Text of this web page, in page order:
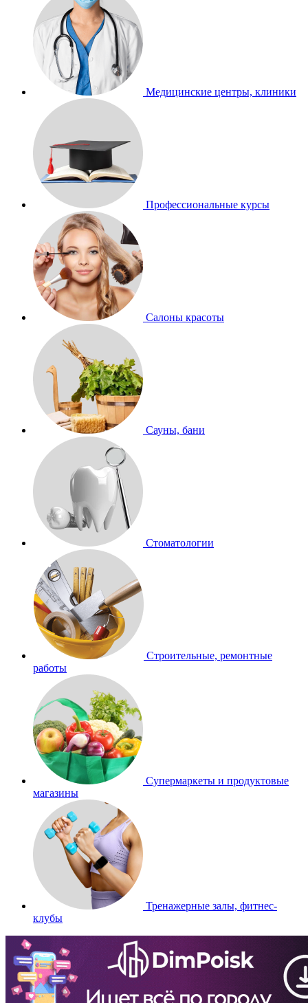
Медицинские центры, клиники
Профессиональные курсы
Салоны красоты
Сауны, бани
Стоматологии
Строительные, ремонтные
работы
Супермаркеты и продуктовые
магазины
Тренажерные залы, фитнес-
клубы